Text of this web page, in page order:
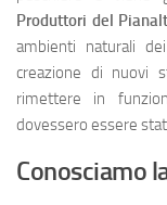
Produttori del
ambienti naturali
creazione di nuovi
rimettere in
dovessero essere
Conosciamo